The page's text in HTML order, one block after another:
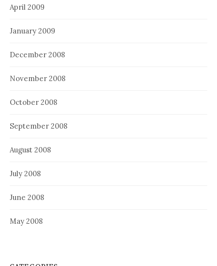
April 2009
January 2009
December 2008
November 2008
October 2008
September 2008
August 2008
July 2008
June 2008
May 2008